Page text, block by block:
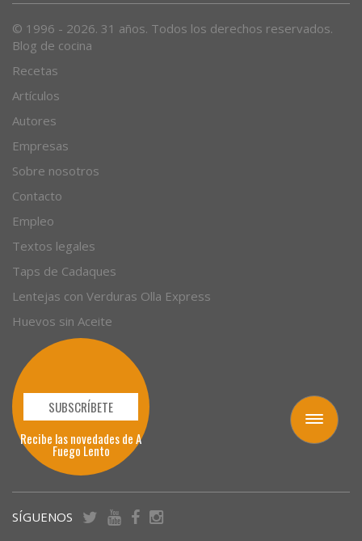
Toggle
navigation
© 1996 - 2026. 31 años. Todos los derechos reservados.
Blog de cocina
Recetas
Artículos
Autores
Empresas
Sobre nosotros
Contacto
Empleo
Textos legales
Taps de Cadaques
Lentejas con Verduras Olla Express
Huevos sin Aceite
SUBSCRÍBETE
Recibe las novedades de A
Fuego Lento
SÍGUENOS